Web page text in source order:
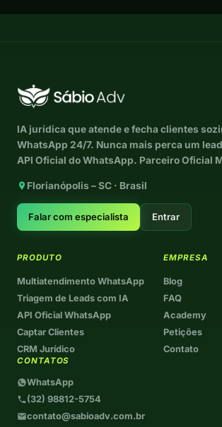
IA jurídica que atende e fecha clientes
WhatsApp 24/7. Nunca mais perca um
API Oficial do WhatsApp. Parceiro Oficial
Florianópolis – SC · Brasil
Falar com especialista Entrar
PRODUTO
Multiatendimento WhatsApp
Triagem de Leads com IA
API Oficial WhatsApp
Captar Clientes
CRM Jurídico
EMPRESA
Blog
FAQ
Academy
Petições
Contato
CONTATOS
WhatsApp
(32) 98812-5754
contato@sabioadv.com.br